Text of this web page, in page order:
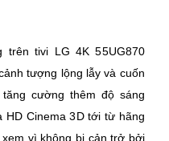
trên tivi LG 4K 55UG870
tượng lộng lẫy và cuốn
cường thêm độ sáng
HD Cinema 3D tới từ hãng
vì không bị cản trở bởi